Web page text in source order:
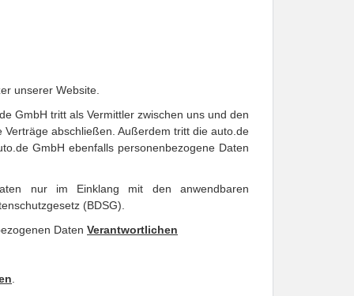
unserer Website.
GmbH tritt als Vermittler zwischen uns und den
abschließen. Außerdem tritt die auto.de
GmbH ebenfalls personenbezogene Daten
nur im Einklang mit den anwendbaren
(BDSG).
Daten Verantwortlichen